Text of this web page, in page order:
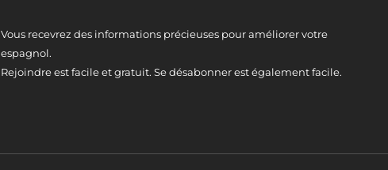
Vous recevrez des informations précieuses pour améliorer votre
espagnol.
Rejoindre est facile et gratuit. Se désabonner est également facile.